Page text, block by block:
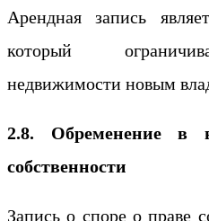
Арендная запись
который
недвижимости новым
2.8. Обременение в
собственности
Запись о споре о праве